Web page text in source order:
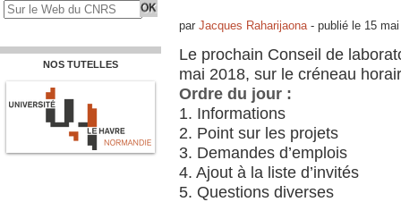
NOS TUTELLES
par Jacques Raharijaona- publié le 15
Le prochain Conseil de
mai 2018, sur le créneau
Ordre du jour :
1. Informations
2. Point sur les projets
3. Demandes d’emplois
4. Ajout à la liste d’invités
5. Questions diverses